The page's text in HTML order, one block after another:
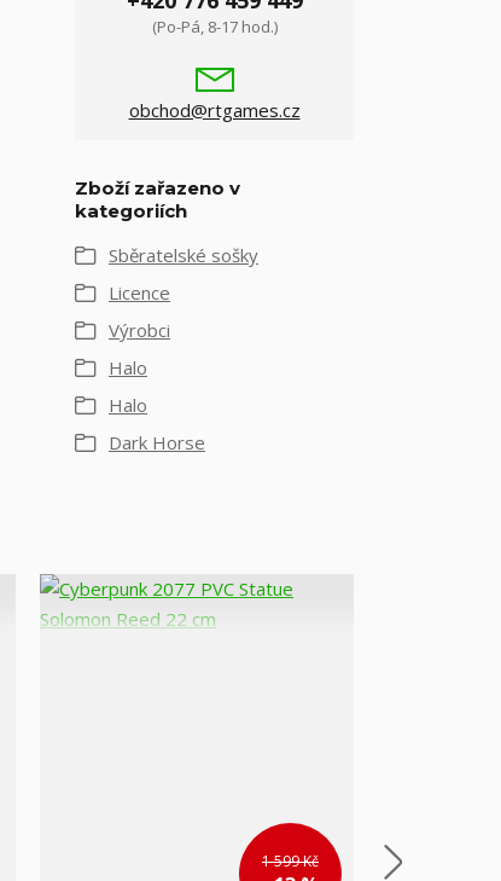
(Po-Pá, 8-17 hod.)
obchod@rtgames.cz
Zboží zařazeno v
kategoriích
Sběratelské sošky
Licence
Výrobci
Halo
Halo
Dark Horse
1 599 Kč